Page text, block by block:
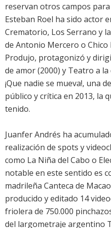
reservan otros campos
Esteban Roel ha sido actor
Crematorio, Los Serrano y
de Antonio Mercero o Chico
Produjo, protagonizó y
de amor (2000) y Teatro a
¡Que nadie se mueva!, una
público y crítica en 2013, la
tenido.
Juanfer Andrés ha
realización de spots y
como La Niña del Cabo o
notable en este sentido es
madrileña Canteca de
producido y editado 14
friolera de 750.000
del largometraje argentino